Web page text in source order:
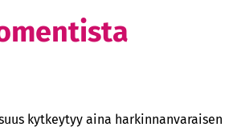
kytkeytyy aina harkinnanvaraisen